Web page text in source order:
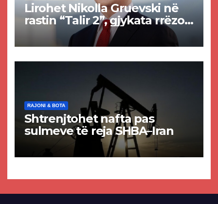
Lirohet Nikolla Gruevski në
rastin “Talir 2”, gjykata rrëzon
akuzat për ndërtimin e
paligjshëm të selisë së
RAJONI & BOTA
Shtrenjtohet nafta pas
sulmeve të reja SHBA–Iran